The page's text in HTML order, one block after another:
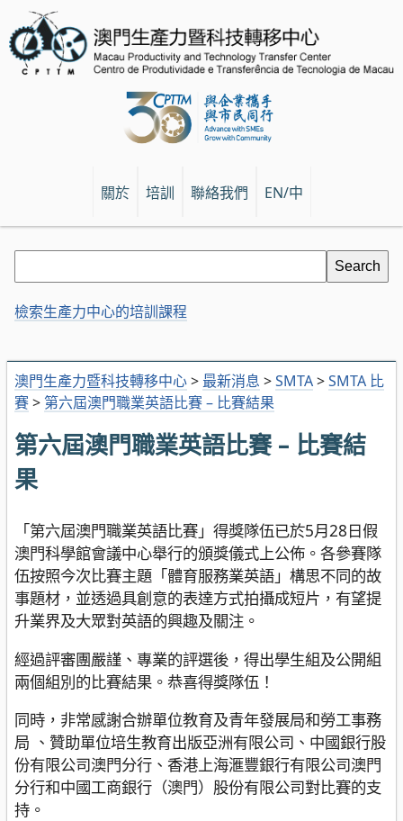
關於 培訓 聯絡我們 EN/中
澳門生產力暨科技轉移中心> 最新消息 >SMTA>SMTA 比
賽> 第六屆澳門職業英語比賽 – 比賽結果
第六屆澳門職業英語比賽 – 比賽結
果
「第六屆澳門職業英語比賽」得獎隊伍已於5月28日假
澳門科學館會議中心舉行的頒獎儀式上公佈。各參賽隊
伍按照今次比賽主題「體育服務業英語」構思不同的故
事題材，並透過具創意的表達方式拍攝成短片，有望提
升業界及大眾對英語的興趣及關注。
經過評審團嚴謹、專業的評選後，得出學生組及公開組
兩個組別的比賽結果。恭喜得獎隊伍！
同時，非常感謝合辦單位教育及青年發展局和勞工事務
局 、贊助單位培生教育出版亞洲有限公司、中國銀行股
份有限公司澳門分行、香港上海滙豐銀行有限公司澳門
分行和中國工商銀行（澳門）股份有限公司對比賽的支
持。
檢索生產力中心的培訓課程